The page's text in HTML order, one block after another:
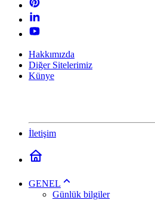
Hakkımızda
Diğer Sitelerimiz
Künye
İletişim
GENEL
Günlük bilgiler